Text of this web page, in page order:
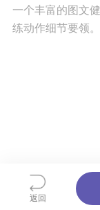
一个丰富的图文
练动作细节要领。
返回